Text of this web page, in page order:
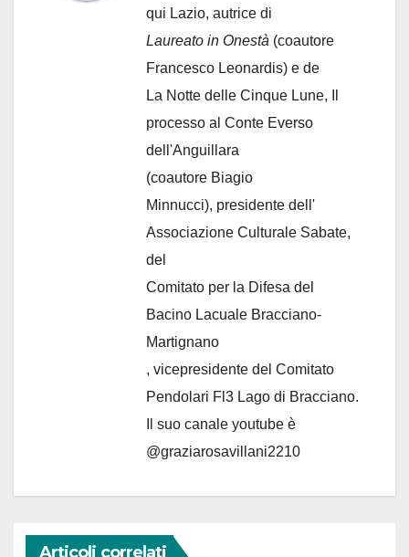
qui Lazio, autrice di
Laureato in Onestà (coautore
Francesco Leonardis) e de
La Notte delle Cinque Lune, Il
processo al Conte Everso
dell'Anguillara
(coautore Biagio
Minnucci), presidente dell'
Associazione Culturale Sabate,
del
Comitato per la Difesa del
Bacino Lacuale Bracciano-
Martignano
, vicepresidente del Comitato
Pendolari Fl3 Lago di Bracciano.
Il suo canale youtube è
@graziarosavillani2210
Articoli correlati